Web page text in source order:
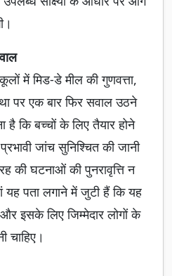
में मिड-डे मील की गुणवत्ता,
पर एक बार फिर सवाल उठने
कि बच्चों के लिए तैयार होने
जांच सुनिश्चित की जानी
की घटनाओं की पुनरावृत्ति न
यह पता लगाने में जुटी हैं कि यह
इसके लिए जिम्मेदार लोगों के
चाहिए।